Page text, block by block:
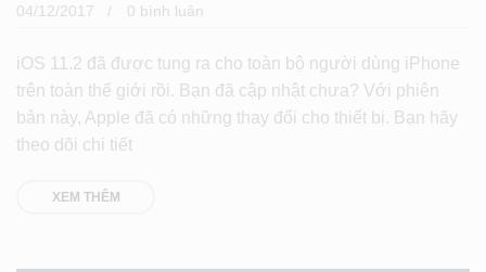
04/12/2017 0 bình luân
iOS 11.2 đã được tung ra cho toàn bộ người dùng iPhone
trên toàn thế giới rồi. Bạn đã cập nhật chưa? Với phiên
bản này, Apple đã có những thay đổi cho thiết bị. Bạn hãy
theo dõi chi tiết
XEM THÊM